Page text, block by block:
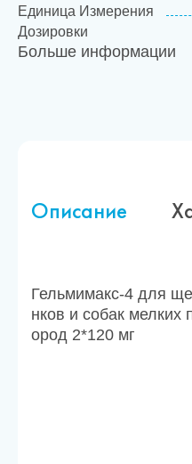
Единица Измерения
Дозировки
Товарная категория
Больше информации
Описание
Гельмимакс-4 для ще
нков и собак мелких
ород 2*120 мг